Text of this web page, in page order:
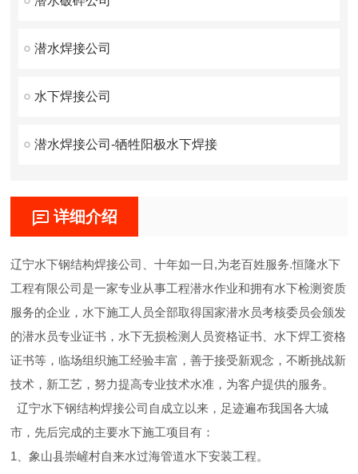
潜水焊接公司
水下焊接公司
潜水焊接公司-牺牲阳极水下焊接
详细介绍
辽宁水下钢结构焊接公司、十年如一日,为老百姓服务.恒隆水下
工程有限公司是一家专业从事工程潜水作业和拥有水下检测资质
服务的企业，水下施工人员全部取得国家潜水员考核委员会颁发
的潜水员专业证书，水下无损检测人员资格证书、水下焊工资格
证书等，临场组织施工经验丰富，善于接受新观念，不断挑战新
技术，新工艺，努力提高专业技术水准，为客户提供的服务。
辽宁水下钢结构焊接公司自成立以来，足迹遍布我国各大城
市，先后完成的主要水下施工项目有：
1、象山县崇嵼村自来水过海管道水下安装工程。